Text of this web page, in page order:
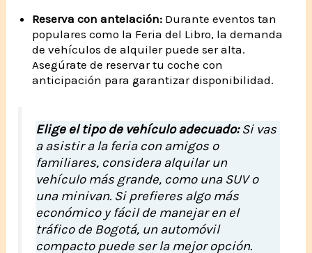
Reserva con antelación: Durante eventos tan
populares como la Feria del Libro, la demanda
de vehículos de alquiler puede ser alta.
Asegúrate de reservar tu coche con
anticipación para garantizar disponibilidad.
Elige el tipo de vehículo adecuado:Si vas
a asistir a la feria con amigos o
familiares, considera alquilar un
vehículo más grande, como una SUV o
una minivan. Si prefieres algo más
económico y fácil de manejar en el
tráfico de Bogotá, un automóvil
compacto puede ser la mejor opción.